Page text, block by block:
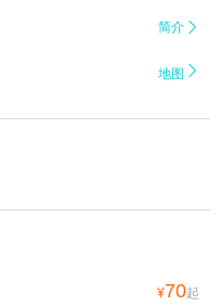
简介 
地图 
¥70起